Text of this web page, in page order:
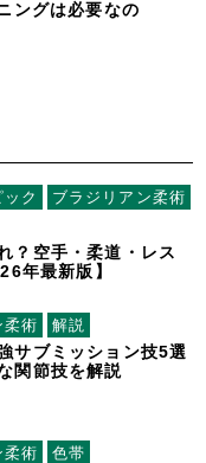
ングは必要なの
ック
ブラジリアン柔術
？空手・柔道・レス
年最新版】
柔術
解説
サブミッション技5選
関節技を解説
柔術
色帯